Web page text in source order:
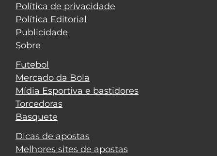
Política de privacidade
Política Editorial
Publicidade
Sobre
Futebol
Mercado da Bola
Mídia Esportiva e bastidores
Torcedoras
Basquete
Dicas de apostas
Melhores sites de apostas